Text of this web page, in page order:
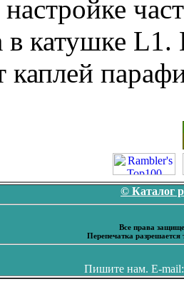
в катушке
каплей
© Каталог
Все права
Перепечатка
Пишите нам. E-